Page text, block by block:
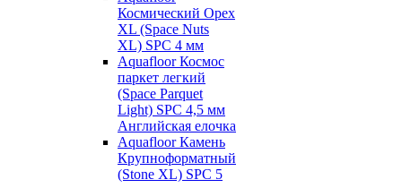
Космический Орех
XL (Space Nuts
XL) SPC 4 мм
Aquafloor Космос
паркет легкий
(Space Parquet
Light) SPC 4,5 мм
Английская елочка
Aquafloor Камень
Крупноформатный
(Stone XL) SPC 5